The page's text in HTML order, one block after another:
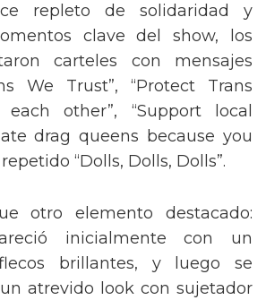
repleto de solidaridad y
clave del show, los
carteles con mensajes
We Trust”, “Protect Trans
each other”, “Support local
drag queens because you
“Dolls, Dolls, Dolls”.
otro elemento destacado:
inicialmente con un
brillantes, y luego se
atrevido look con sujetador